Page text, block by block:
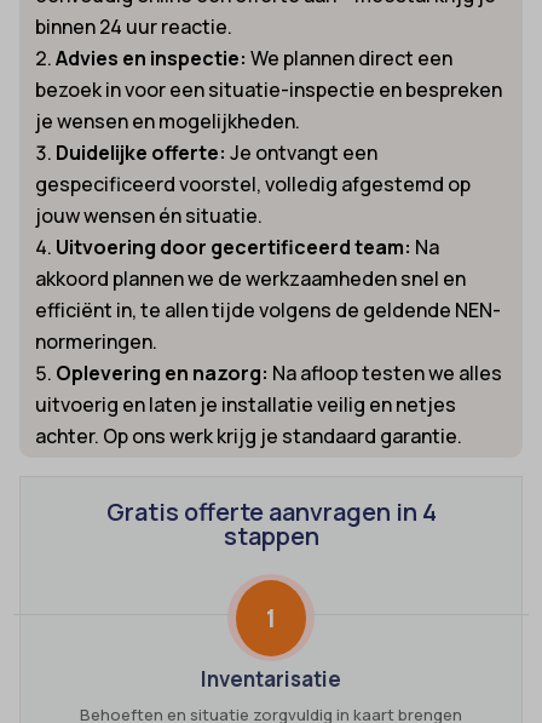
binnen 24 uur reactie.
Advies en inspectie: We plannen direct een
bezoek in voor een situatie-inspectie en bespreken
je wensen en mogelijkheden.
Duidelijke offerte: Je ontvangt een
gespecificeerd voorstel, volledig afgestemd op
jouw wensen én situatie.
Uitvoering door gecertificeerd team: Na
akkoord plannen we de werkzaamheden snel en
efficiënt in, te allen tijde volgens de geldende NEN-
normeringen.
Oplevering en nazorg: Na afloop testen we alles
uitvoerig en laten je installatie veilig en netjes
achter. Op ons werk krijg je standaard garantie.
Gratis offerte aanvragen in 4
stappen
1
Inventarisatie
Behoeften en situatie zorgvuldig in kaart brengen